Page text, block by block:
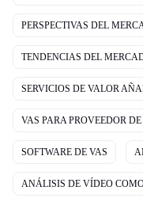
PERSPECTIVAS DEL
TENDENCIAS DEL
SERVICIOS DE VALOR
VAS PARA PROVEEDOR
SOFTWARE DE VAS
ANÁLISIS DE VÍDEO